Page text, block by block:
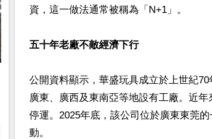
資，這一做法通常被稱為「N+1」。
五十年老廠不敵經濟下行
公開資料顯示，華盛玩具成立於上世紀
廣東、廣西及東南亞等地設有工廠。近
停運。2025年底，該公司位於廣東東莞
動。